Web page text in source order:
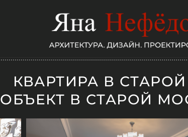
КВАРТИРА В
ОБЪЕКТ В СТАРОЙ